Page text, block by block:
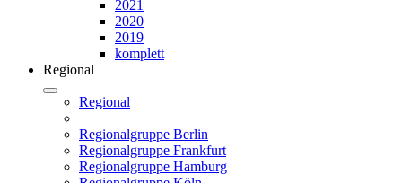
2021
2020
2019
komplett
Regional
Regional
Regionalgruppe Berlin
Regionalgruppe Frankfurt
Regionalgruppe Hamburg